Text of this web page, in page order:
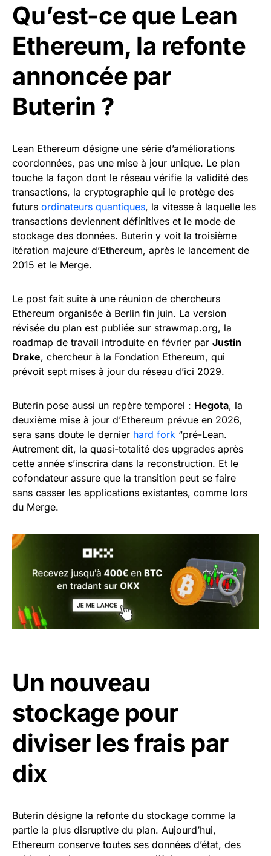
Qu’est-ce que Lean
Ethereum, la refonte
annoncée par
Buterin ?
Lean Ethereum désigne une série d’améliorations
coordonnées, pas une mise à jour unique. Le plan
touche la façon dont le réseau vérifie la validité des
transactions, la cryptographie qui le protège des
futurs ordinateurs quantiques, la vitesse à laquelle les
transactions deviennent définitives et le mode de
stockage des données. Buterin y voit la troisième
itération majeure d’Ethereum, après le lancement de
2015 et le Merge.
Le post fait suite à une réunion de chercheurs
Ethereum organisée à Berlin fin juin. La version
révisée du plan est publiée sur strawmap.org, la
roadmap de travail introduite en février par Justin
Drake, chercheur à la Fondation Ethereum, qui
prévoit sept mises à jour du réseau d’ici 2029.
Buterin pose aussi un repère temporel : Hegota, la
deuxième mise à jour d’Ethereum prévue en 2026,
sera sans doute le dernier hard fork “pré-Lean.
Autrement dit, la quasi-totalité des upgrades après
cette année s’inscrira dans la reconstruction. Et le
cofondateur assure que la transition peut se faire
sans casser les applications existantes, comme lors
du Merge.
Un nouveau
stockage pour
diviser les frais par
dix
Buterin désigne la refonte du stockage comme la
partie la plus disruptive du plan. Aujourd’hui,
Ethereum conserve toutes ses données d’état, des